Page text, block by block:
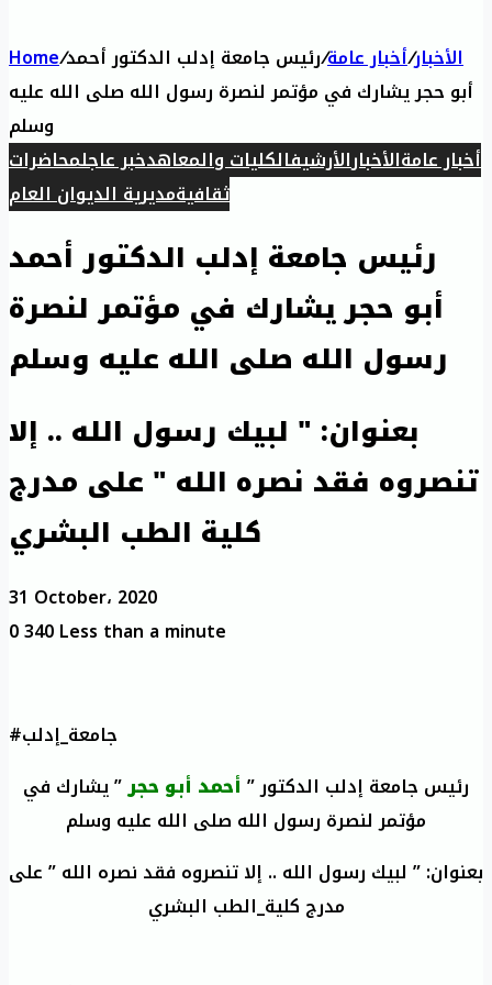
Home/ الأخبار/أخبار عامة/رئيس جامعة إدلب الدكتور أحمد
أبو حجر يشارك في مؤتمر لنصرة رسول الله صلى الله عليه
وسلم
أخبار عامةالأخبارالأرشيفالكليات والمعاهدخبر عاجلمحاضرات
ثقافيةمديرية الديوان العام
رئيس جامعة إدلب الدكتور أحمد
أبو حجر يشارك في مؤتمر لنصرة
رسول الله صلى الله عليه وسلم
بعنوان: " لبيك رسول الله .. إلا
تنصروه فقد نصره الله " على مدرج
كلية الطب البشري
31 October، 2020
0340Less than a minute
#جامعة_إدلب
رئيس جامعة إدلب الدكتور ” أحمد أبو حجر” يشارك في
مؤتمر لنصرة رسول الله صلى الله عليه وسلم
بعنوان: ” لبيك رسول الله .. إلا تنصروه فقد نصره الله ” على
مدرج كلية_الطب البشري